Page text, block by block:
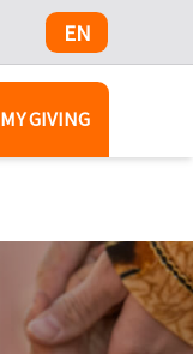
EN
MY GIVING